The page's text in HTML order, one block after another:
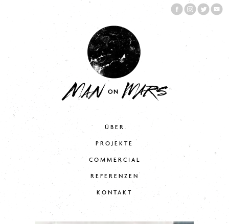
ÜBER
PROJEKTE
COMMERCIAL
REFERENZEN
KONTAKT